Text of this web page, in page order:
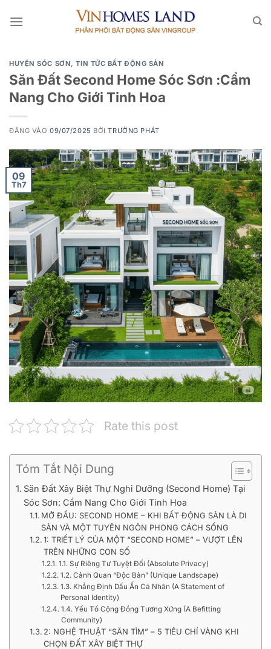
qua
HUYỆN SÓC SƠN,TIN TỨC BẤT ĐỘNG SẢN
Săn Đất Second Home Sóc Sơn :Cẩm
Nang Cho Giới Tinh Hoa
ĐĂNG VÀO09/07/2025 BỞITRƯỜNG PHÁT
09
Th7
Rate this post
Tóm Tắt Nội Dung
Săn Đất Xây Biệt Thự Nghỉ Dưỡng (Second Home) Tại
Sóc Sơn: Cẩm Nang Cho Giới Tinh Hoa
MỞ ĐẦU: SECOND HOME – KHI BẤT ĐỘNG SẢN LÀ DI
SẢN VÀ MỘT TUYÊN NGÔN PHONG CÁCH SỐNG
1: TRIẾT LÝ CỦA MỘT “SECOND HOME” – VƯỢT LÊN
TRÊN NHỮNG CON SỐ
1.1. Sự Riêng Tư Tuyệt Đối (Absolute Privacy)
1.2. Cảnh Quan “Độc Bản” (Unique Landscape)
1.3. Khẳng Định Dấu Ấn Cá Nhân (A Statement of
Personal Identity)
1.4. Yếu Tố Cộng Đồng Tương Xứng (A Befitting
Community)
2: NGHỆ THUẬT “SĂN TÌM” – 5 TIÊU CHÍ VÀNG KHI
CHỌN ĐẤT XÂY BIỆT THỰ